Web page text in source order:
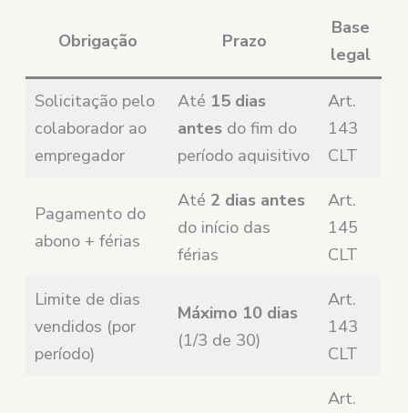
Obrigação Prazo
Base
legal
Solicitação pelo
colaborador ao
empregador
Até 15 dias
antes do fim do
período aquisitivo
Art.
143
CLT
Pagamento do
abono + férias
Até 2 dias antes
do início das
férias
Art.
145
CLT
Limite de dias
vendidos (por
período)
Máximo 10 dias
(1/3 de 30)
Art.
143
CLT
Art.